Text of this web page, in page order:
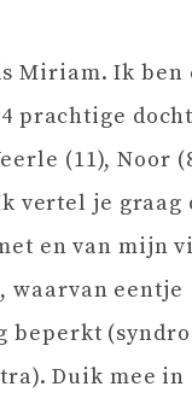
Miriam. Ik ben
prachtige
(11), Noor
vertel je graag
en van mijn
waarvan eentje
beperkt
Duik mee in